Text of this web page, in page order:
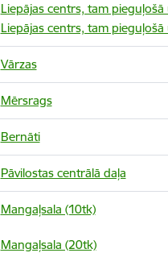
Liepājas centrs, tam
Liepājas centrs, tam
Vārzas
Mērsrags
Bernāti
Pāvilostas centrālā daļa
Mangaļsala (10tk)
Mangaļsala (20tk)